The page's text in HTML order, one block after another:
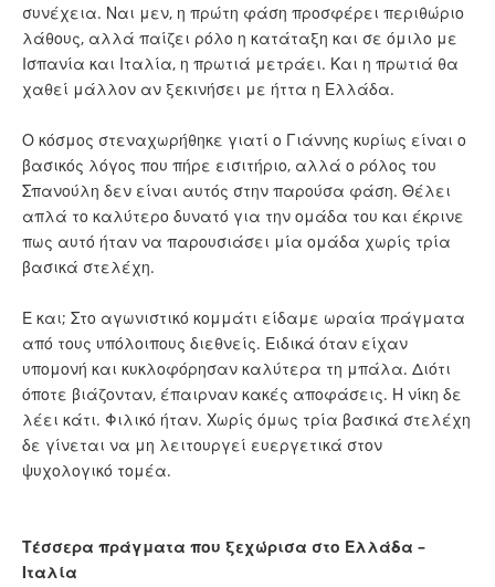
συνέχεια. Ναι μεν, η πρώτη φάση προσφέρει περιθώριο
λάθους, αλλά παίζει ρόλο η κατάταξη και σε όμιλο με
Ισπανία και Ιταλία, η πρωτιά μετράει. Και η πρωτιά θα
χαθεί μάλλον αν ξεκινήσει με ήττα η Ελλάδα.
Ο κόσμος στεναχωρήθηκε γιατί ο Γιάννης κυρίως είναι ο
βασικός λόγος που πήρε εισιτήριο, αλλά ο ρόλος του
Σπανούλη δεν είναι αυτός στην παρούσα φάση. Θέλει
απλά το καλύτερο δυνατό για την ομάδα του και έκρινε
πως αυτό ήταν να παρουσιάσει μία ομάδα χωρίς τρία
βασικά στελέχη.
Ε και; Στο αγωνιστικό κομμάτι είδαμε ωραία πράγματα
από τους υπόλοιπους διεθνείς. Ειδικά όταν είχαν
υπομονή και κυκλοφόρησαν καλύτερα τη μπάλα. Διότι
όποτε βιάζονταν, έπαιρναν κακές αποφάσεις. Η νίκη δε
λέει κάτι. Φιλικό ήταν. Χωρίς όμως τρία βασικά στελέχη
δε γίνεται να μη λειτουργεί ευεργετικά στον
ψυχολογικό τομέα.
Τέσσερα πράγματα που ξεχώρισα στο Ελλάδα –
Ιταλία